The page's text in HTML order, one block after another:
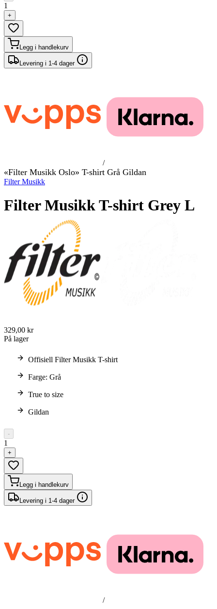
1
+
Legg i handlekurv
Levering i 1-4 dager
/
«Filter Musikk Oslo» T-shirt Grå Gildan
Filter Musikk
Filter Musikk T-shirt Grey L
329,00 kr
På lager
Offisiell Filter Musikk T-shirt
Farge: Grå
True to size
Gildan
-
1
+
Legg i handlekurv
Levering i 1-4 dager
/